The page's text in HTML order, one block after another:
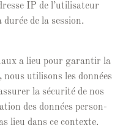
IP de l’u­til­isa­teur
de la session.
a lieu pour garan­tir la
util­isons les don­nées
la sécu­rité de nos
des don­nées per­son­
lieu dans ce contexte.